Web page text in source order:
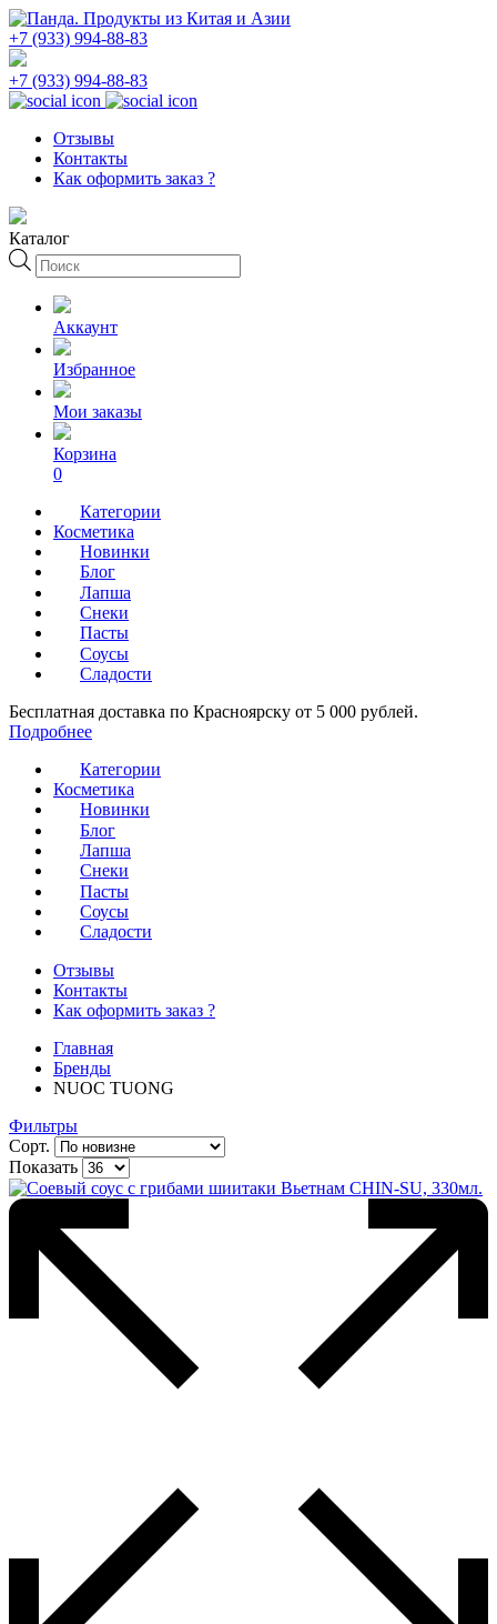
+7 (933) 994-88-83
+7 (933) 994-88-83
Отзывы
Контакты
Как оформить заказ ?
Каталог
Поиск
товаров
Аккаунт
Избранное
Мои заказы
Корзина
0
Категории
Косметика
Новинки
Блог
Лапша
Снеки
Пасты
Соусы
Сладости
Бесплатная доставка по Красноярску от 5 000 рублей.
Подробнее
Категории
Косметика
Новинки
Блог
Лапша
Снеки
Пасты
Соусы
Сладости
Отзывы
Контакты
Как оформить заказ ?
Главная
Бренды
NUOC TUONG
Фильтры
Сорт.
Показать